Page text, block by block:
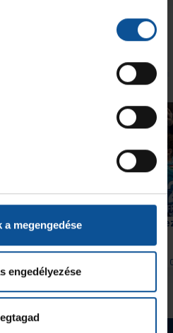
a megengedése
engedélyezése
2026. aug.
Megújult kerettel